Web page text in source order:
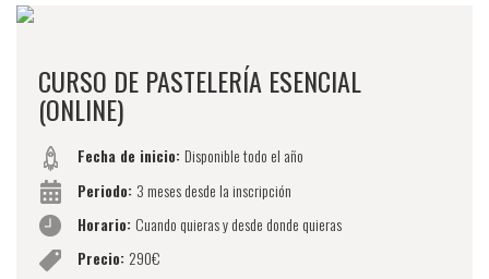
CURSO DE PASTELERÍA ESENCIAL
(ONLINE)
Fecha de inicio: Disponible todo el año
Periodo: 3 meses desde la inscripción
Horario: Cuando quieras y desde donde quieras
Precio: 290€